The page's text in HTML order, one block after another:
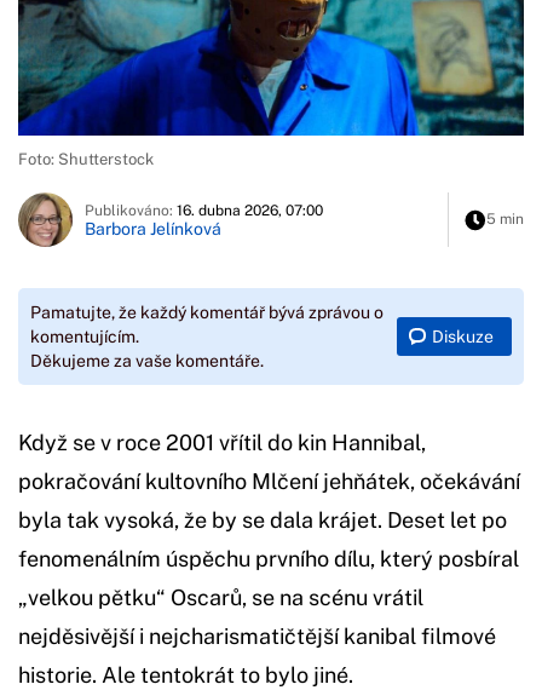
Foto: Shutterstock
Publikováno: 16. dubna 2026, 07:00
Barbora Jelínková 5 min
Pamatujte, že každý komentář bývá zprávou o
komentujícím.
Děkujeme za vaše komentáře.
Diskuze
Když se v roce 2001 vřítil do kin Hannibal,
pokračování kultovního Mlčení jehňátek, očekávání
byla tak vysoká, že by se dala krájet. Deset let po
fenomenálním úspěchu prvního dílu, který posbíral
„velkou pětku“ Oscarů, se na scénu vrátil
nejděsivější i nejcharismatičtější kanibal filmové
historie. Ale tentokrát to bylo jiné.